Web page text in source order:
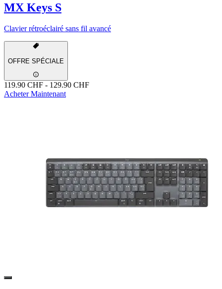
MX Keys S
Clavier rétroéclairé sans fil avancé
OFFRE SPÉCIALE
119.90 CHF - 129.90 CHF
Acheter Maintenant